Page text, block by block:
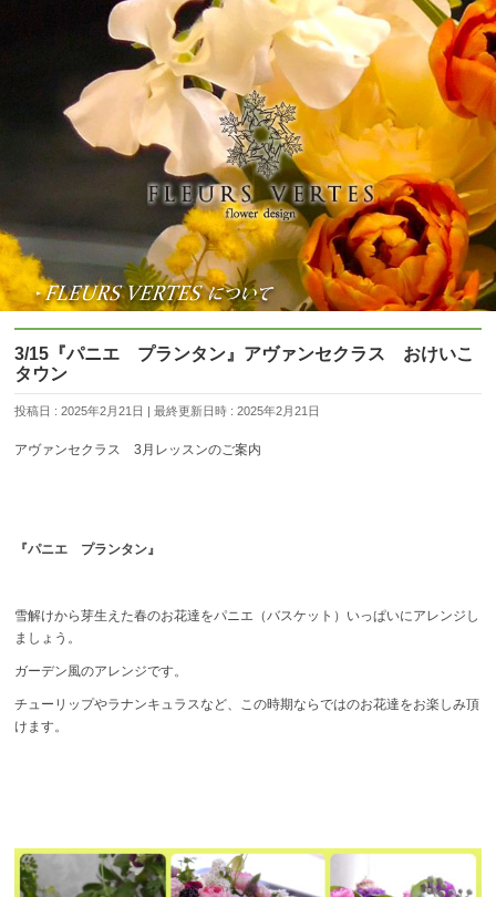
3/15『パニエ プランタン』アヴァンセクラス おけいこ
タウン
投稿日 : 2025年2月21日 最終更新日時 : 2025年2月21日
アヴァンセクラス 3月レッスンのご案内
『パニエ プランタン』
雪解けから芽生えた春のお花達をパニエ（バスケット）いっぱいにアレンジし
ましょう。
ガーデン風のアレンジです。
チューリップやラナンキュラスなど、この時期ならではのお花達をお楽しみ頂
けます。